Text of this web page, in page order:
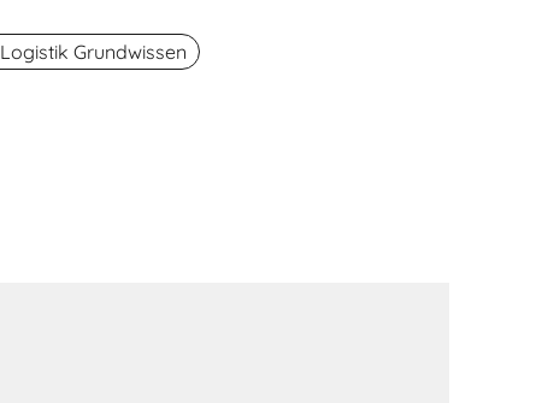
Logistik Grundwissen